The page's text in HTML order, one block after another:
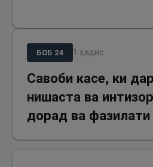
БОБ 24 1 ҳадис
Савоби касе, ки
нишаста ва
дорад ва